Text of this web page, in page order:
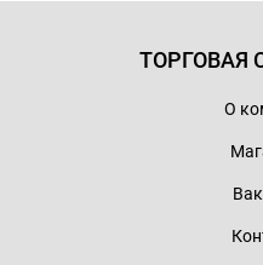
ТОРГОВАЯ
О